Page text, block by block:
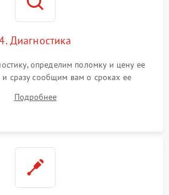
Диагностика
определим поломку и цену ее
и сразу сообщим вам о сроках ее
Подробнее